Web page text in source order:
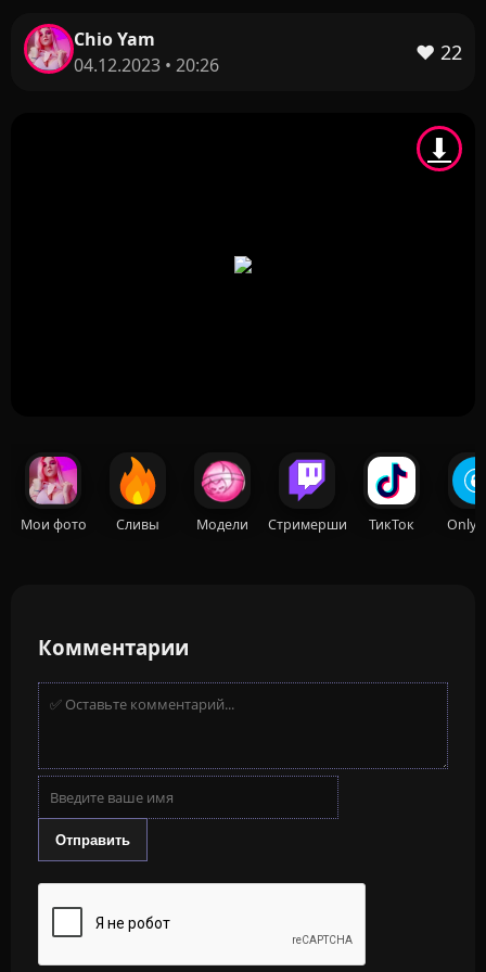
Chio Yam
04.12.2023 • 20:26
❤️ 22
⬇
Мои фото Сливы Модели Стримерши ТикТок
Комментарии